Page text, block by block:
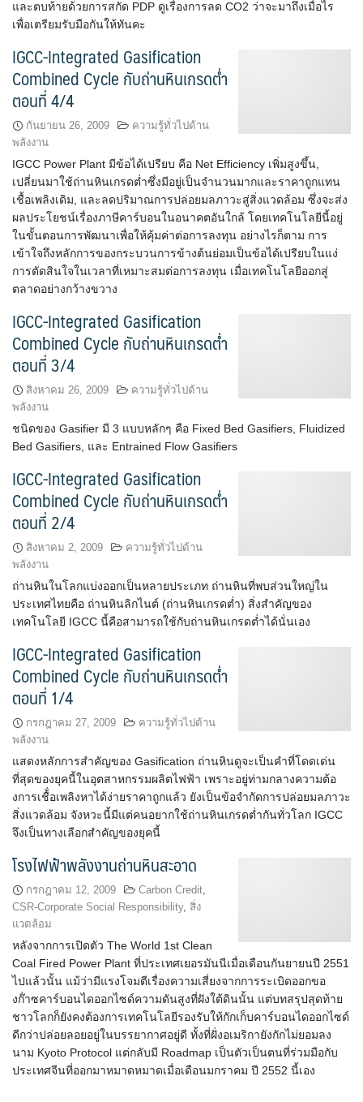
และตบท้ายด้วยการสกัด PDP ดูเรื่องการลด CO2 ว่าจะมาถึงเมื่อไร
เพื่อเตรียมรับมือกันให้ทันคะ
IGCC-Integrated Gasification
Combined Cycle กับถ่านหินเกรดต่ำ
ตอนที่ 4/4
กันยายน 26, 2009
ความรู้ทั่วไปด้าน
พลังงาน
IGCC Power Plant มีข้อได้เปรียบ คือ Net Efficiency เพิ่มสูงขึ้น,
เปลี่ยนมาใช้ถ่านหินเกรดต่ำซึ่งมีอยู่เป็นจำนวนมากและราคาถูกแทน
เชื้อเพลิงเดิม, และลดปริมาณการปล่อยมลภาวะสู่สิ่งแวดล้อม ซึ่งจะส่ง
ผลประโยชน์เรื่องภาษีคาร์บอนในอนาคตอันใกล้ โดยเทคโนโลยีนี้อยู่
ในขั้นตอนการพัฒนาเพื่อให้คุ้มค่าต่อการลงทุน อย่างไรก็ตาม การ
เข้าใจถึงหลักการของกระบวนการข้างต้นย่อมเป็นข้อได้เปรียบในแง่
การตัดสินใจในเวลาที่เหมาะสมต่อการลงทุน เมื่อเทคโนโลยีออกสู่
ตลาดอย่างกว้างขวาง
IGCC-Integrated Gasification
Combined Cycle กับถ่านหินเกรดต่ำ
ตอนที่ 3/4
สิงหาคม 26, 2009
ความรู้ทั่วไปด้าน
พลังงาน
ชนิดของ Gasifier มี 3 แบบหลักๆ คือ Fixed Bed Gasifiers, Fluidized
Bed Gasifiers, และ Entrained Flow Gasifiers
IGCC-Integrated Gasification
Combined Cycle กับถ่านหินเกรดต่ำ
ตอนที่ 2/4
สิงหาคม 2, 2009
ความรู้ทั่วไปด้าน
พลังงาน
ถ่านหินในโลกแบ่งออกเป็นหลายประเภท ถ่านหินที่พบส่วนใหญ่ใน
ประเทศไทยคือ ถ่านหินลิกไนต์ (ถ่านหินเกรดต่ำ) สิ่งสำคัญของ
เทคโนโลยี IGCC นี้คือสามารถใช้กับถ่านหินเกรดต่ำได้นั่นเอง
IGCC-Integrated Gasification
Combined Cycle กับถ่านหินเกรดต่ำ
ตอนที่ 1/4
กรกฎาคม 27, 2009
ความรู้ทั่วไปด้าน
พลังงาน
แสดงหลักการสำคัญของ Gasification ถ่านหินดูจะเป็นคำที่โดดเด่น
ที่สุดของยุคนี้ในอุตสาหกรรมผลิตไฟฟ้า เพราะอยู่ท่ามกลางความต้อ
งการเชื้่อเพลิงหาได้ง่ายราคาถูกแล้ว ยังเป็นข้อจำกัดการปล่อยมลภาวะ
สิ่งแวดล้อม จังหวะนี้มีแต่คนอยากใช้ถ่านหินเกรดต่ำกันทั่วโลก IGCC
จึงเป็นทางเลือกสำคัญของยุคนี้
โรงไฟฟ้าพลังงานถ่านหินสะอาด
กรกฎาคม 12, 2009 Carbon Credit,
CSR-Corporate Social Responsibility, สิ่ง
แวดล้อม
หลังจากการเปิดตัว The World 1st Clean
Coal Fired Power Plant ที่ประเทศเยอรมันนีเมื่อเดือนกันยายนปี 2551
ไปแล้วนั้น แม้ว่ามีแรงโจมตีเรื่องความเสี่ยงจากการระเบิดออกขอ
งก๊่าซคาร์บอนไดออกไซด์ความดันสูงที่ฝังใต้ดินนั้น แต่บทสรุปสุดท้าย
ชาวโลกก็ยังคงต้องการเทคโนโลยีรองรับให้กักเก็บคาร์บอนไดออกไซด์
ดีกว่าปล่อยลอยอยู่ในบรรยากาศอยู่ดี ทั้งที่ฝั่งอเมริกายังกักไม่ยอมลง
นาม Kyoto Protocol แต่กลับมี Roadmap เป็นตัวเป็นตนที่ร่วมมือกับ
ประเทศจีนที่ออกมาหมาดหมาดเมื่อเดือนมกราคม ปี 2552 นี้เอง